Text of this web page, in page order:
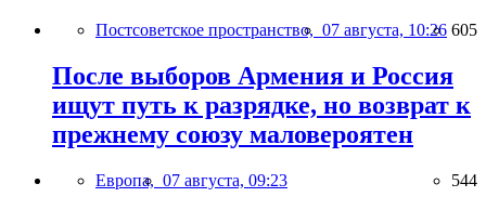
Постсоветское пространство, 07 августа, 10:26 605
После выборов Армения и Россия
ищут путь к разрядке, но возврат к
прежнему союзу маловероятен
Европа, 07 августа, 09:23 544